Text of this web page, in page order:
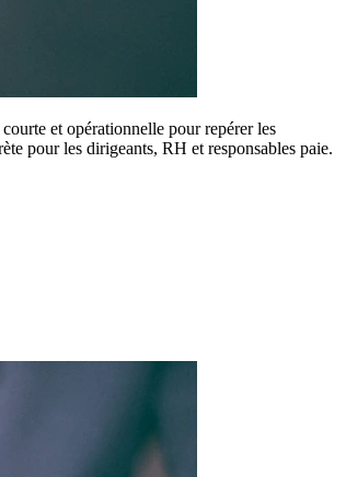
et opérationnelle pour repérer les
pour les dirigeants, RH et responsables paie.